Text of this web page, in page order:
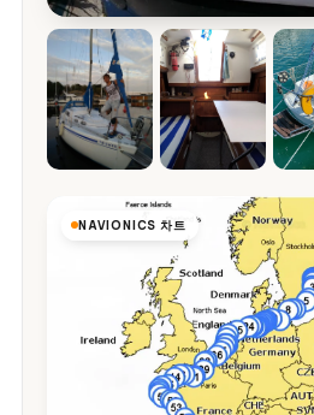
NAVIONICS 차트